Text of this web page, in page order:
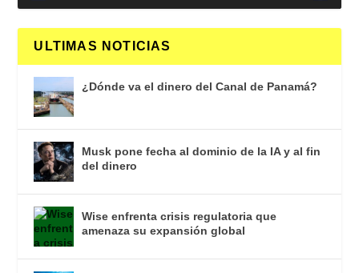
ULTIMAS NOTICIAS
¿Dónde va el dinero del Canal de Panamá?
Musk pone fecha al dominio de la IA y al fin
del dinero
Wise enfrenta crisis regulatoria que
amenaza su expansión global